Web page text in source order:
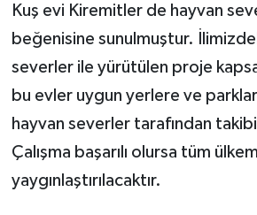
Kuş evi Kiremitler de hayvan
beğenisine sunulmuştur.
severler ile yürütülen proje
bu evler uygun yerlere ve
hayvan severler tarafından takibi
Çalışma başarılı olursa tüm
yaygınlaştırılacaktır.